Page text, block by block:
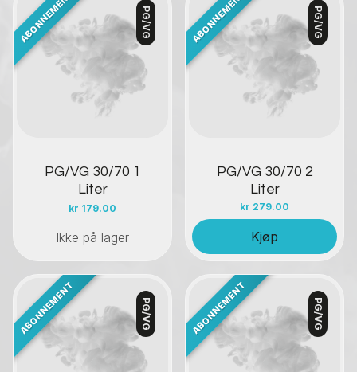
PG/VG
PG/VG 30/70 1
Liter
kr 179.00
Kontakt oss
Ikke på lager
PG/VG
PG/VG 30/70 2
Liter
kr 279.00
Kontakt oss
Kjøp
PG/VG
Kontakt oss
PG/VG
Kontakt oss